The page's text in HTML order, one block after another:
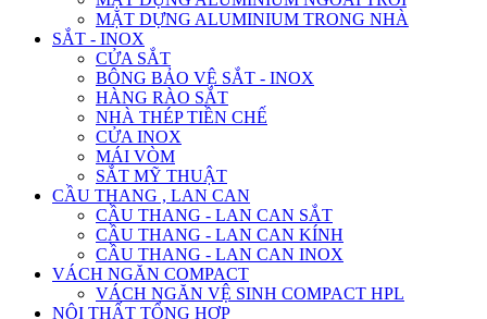
MẶT DỰNG ALUMINIUM TRONG NHÀ
SẮT - INOX
CỬA SẮT
BÔNG BẢO VỆ SẮT - INOX
HÀNG RÀO SẮT
NHÀ THÉP TIỀN CHẾ
CỬA INOX
MÁI VÒM
SẮT MỸ THUẬT
CẦU THANG , LAN CAN
CẦU THANG - LAN CAN SẮT
CẦU THANG - LAN CAN KÍNH
CẦU THANG - LAN CAN INOX
VÁCH NGĂN COMPACT
VÁCH NGĂN VỆ SINH COMPACT HPL
NỘI THẤT TỔNG HỢP